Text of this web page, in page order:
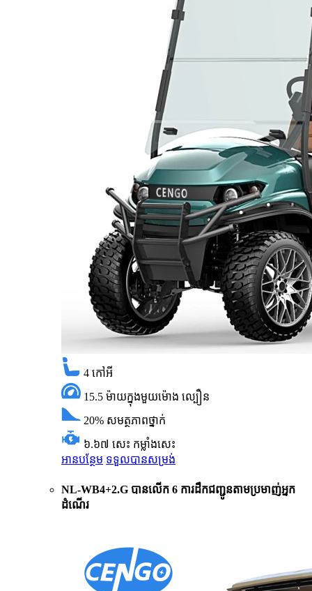
4 កៅអី
15.5 ម៉ាយក្នុងមួយម៉ោង ល្បឿន
20% សមត្ថភាពថ្នាក់
៦.៦៧ សេះ កម្លាំងសេះ
អានបន្ថែម ទទួលបានសម្រង់
NL-WB4+2.G បានលើក 6 ការដឹកជញ្ជូនតាមប្រមាញ់អ្នក
ដំណើរ